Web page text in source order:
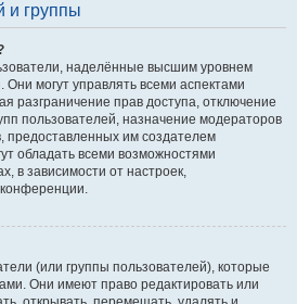
и группы
наделённые высшим уровнем
могут управлять всеми аспектами
разграничение прав доступа, отключение
пользователей, назначение модераторов
предоставленных им создателем
обладать всеми возможностями
в зависимости от настроек,
(или группы пользователей), которые
Они имеют право редактировать или